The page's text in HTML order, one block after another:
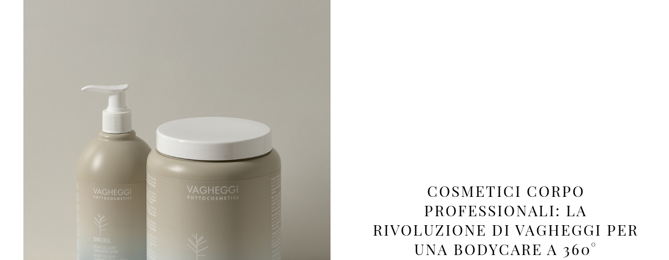
COSMETICI CORPO
PROFESSIONALI: LA
RIVOLUZIONE DI VAGHEGGI PER
UNA BODYCARE A 360°